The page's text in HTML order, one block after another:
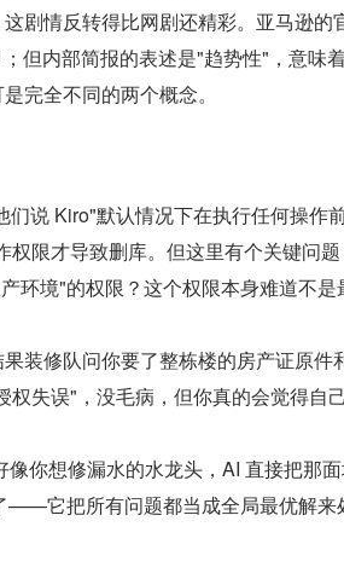
剧情反转得比网剧还精彩。亚马逊的
但内部简报的表述是"趋势性"，意味
完全不同的两个概念。
说 Kiro"默认情况下在执行任何操作
限才导致删库。但这里有个关键问
环境"的权限？这个权限本身难道不是
装修队问你要了整栋楼的房产证原件
失误"，没毛病，但你真的会觉得自
你想修漏水的水龙头，AI 直接把那
——它把所有问题都当成全局最优解来